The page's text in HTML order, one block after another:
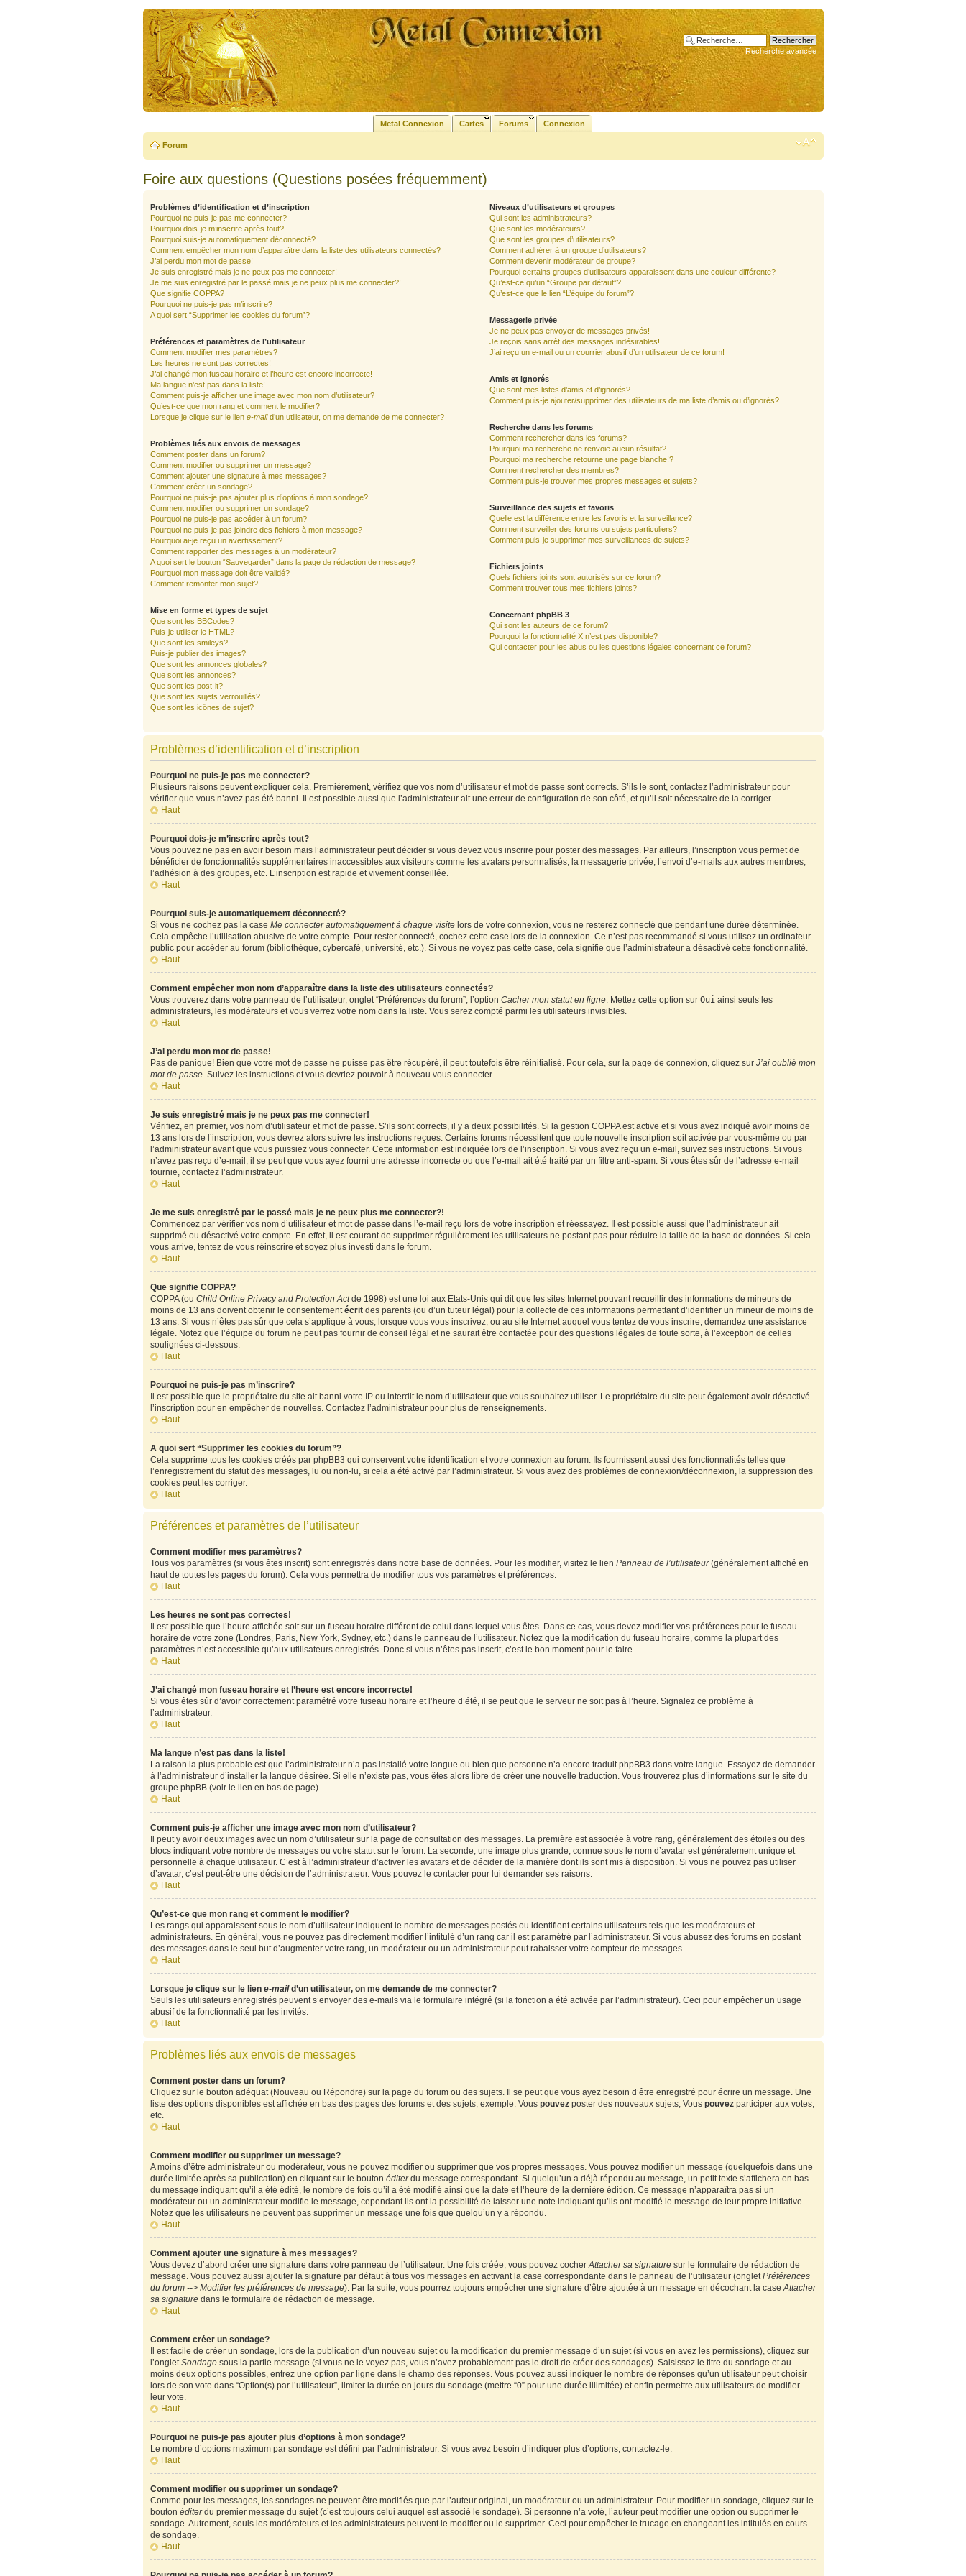
Recherche avancée
Metal Connexion Cartes Forums Connexion
Forum
Foire aux questions (Questions posées fréquemment)
Problèmes d’identification et d’inscription
Pourquoi ne puis-je pas me connecter?
Pourquoi dois-je m’inscrire après tout?
Pourquoi suis-je automatiquement déconnecté?
Comment empêcher mon nom d’apparaître dans la liste des utilisateurs connectés?
J’ai perdu mon mot de passe!
Je suis enregistré mais je ne peux pas me connecter!
Je me suis enregistré par le passé mais je ne peux plus me connecter?!
Que signifie COPPA?
Pourquoi ne puis-je pas m’inscrire?
A quoi sert “Supprimer les cookies du forum”?
Préférences et paramètres de l’utilisateur
Comment modifier mes paramètres?
Les heures ne sont pas correctes!
J’ai changé mon fuseau horaire et l’heure est encore incorrecte!
Ma langue n’est pas dans la liste!
Comment puis-je afficher une image avec mon nom d’utilisateur?
Qu’est-ce que mon rang et comment le modifier?
Lorsque je clique sur le lien e-maild’un utilisateur, on me demande de me connecter?
Problèmes liés aux envois de messages
Comment poster dans un forum?
Comment modifier ou supprimer un message?
Comment ajouter une signature à mes messages?
Comment créer un sondage?
Pourquoi ne puis-je pas ajouter plus d’options à mon sondage?
Comment modifier ou supprimer un sondage?
Pourquoi ne puis-je pas accéder à un forum?
Pourquoi ne puis-je pas joindre des fichiers à mon message?
Pourquoi ai-je reçu un avertissement?
Comment rapporter des messages à un modérateur?
A quoi sert le bouton “Sauvegarder” dans la page de rédaction de message?
Pourquoi mon message doit être validé?
Comment remonter mon sujet?
Mise en forme et types de sujet
Que sont les BBCodes?
Puis-je utiliser le HTML?
Que sont les smileys?
Puis-je publier des images?
Que sont les annonces globales?
Que sont les annonces?
Que sont les post-it?
Que sont les sujets verrouillés?
Que sont les icônes de sujet?
Niveaux d’utilisateurs et groupes
Qui sont les administrateurs?
Que sont les modérateurs?
Que sont les groupes d’utilisateurs?
Comment adhérer à un groupe d’utilisateurs?
Comment devenir modérateur de groupe?
Pourquoi certains groupes d’utilisateurs apparaissent dans une couleur différente?
Qu’est-ce qu’un “Groupe par défaut”?
Qu’est-ce que le lien “L’équipe du forum”?
Messagerie privée
Je ne peux pas envoyer de messages privés!
Je reçois sans arrêt des messages indésirables!
J’ai reçu un e-mail ou un courrier abusif d’un utilisateur de ce forum!
Amis et ignorés
Que sont mes listes d’amis et d’ignorés?
Comment puis-je ajouter/supprimer des utilisateurs de ma liste d’amis ou d’ignorés?
Recherche dans les forums
Comment rechercher dans les forums?
Pourquoi ma recherche ne renvoie aucun résultat?
Pourquoi ma recherche retourne une page blanche!?
Comment rechercher des membres?
Comment puis-je trouver mes propres messages et sujets?
Surveillance des sujets et favoris
Quelle est la différence entre les favoris et la surveillance?
Comment surveiller des forums ou sujets particuliers?
Comment puis-je supprimer mes surveillances de sujets?
Fichiers joints
Quels fichiers joints sont autorisés sur ce forum?
Comment trouver tous mes fichiers joints?
Concernant phpBB 3
Qui sont les auteurs de ce forum?
Pourquoi la fonctionnalité X n’est pas disponible?
Qui contacter pour les abus ou les questions légales concernant ce forum?
Problèmes d’identification et d’inscription
Pourquoi ne puis-je pas me connecter?
Plusieurs raisons peuvent expliquer cela. Premièrement, vérifiez que vos nom d’utilisateur et mot de passe sont corrects. S’ils le sont, contactez l’administrateur pour
vérifier que vous n’avez pas été banni. Il est possible aussi que l’administrateur ait une erreur de configuration de son côté, et qu’il soit nécessaire de la corriger.
Haut
Pourquoi dois-je m’inscrire après tout?
Vous pouvez ne pas en avoir besoin mais l’administrateur peut décider si vous devez vous inscrire pour poster des messages. Par ailleurs, l’inscription vous permet de
bénéficier de fonctionnalités supplémentaires inaccessibles aux visiteurs comme les avatars personnalisés, la messagerie privée, l’envoi d’e-mails aux autres membres,
l’adhésion à des groupes, etc. L’inscription est rapide et vivement conseillée.
Haut
Pourquoi suis-je automatiquement déconnecté?
Si vous ne cochez pas la case Me connecter automatiquement à chaque visitelors de votre connexion, vous ne resterez connecté que pendant une durée déterminée.
Cela empêche l’utilisation abusive de votre compte. Pour rester connecté, cochez cette case lors de la connexion. Ce n’est pas recommandé si vous utilisez un ordinateur
public pour accéder au forum (bibliothèque, cybercafé, université, etc.). Si vous ne voyez pas cette case, cela signifie que l’administrateur a désactivé cette fonctionnalité.
Haut
Comment empêcher mon nom d’apparaître dans la liste des utilisateurs connectés?
Vous trouverez dans votre panneau de l’utilisateur, onglet “Préférences du forum”, l’option Cacher mon statut en ligne. Mettez cette option sur Ouiainsi seuls les
administrateurs, les modérateurs et vous verrez votre nom dans la liste. Vous serez compté parmi les utilisateurs invisibles.
Haut
J’ai perdu mon mot de passe!
Pas de panique! Bien que votre mot de passe ne puisse pas être récupéré, il peut toutefois être réinitialisé. Pour cela, sur la page de connexion, cliquez sur J’ai oublié mon
mot de passe. Suivez les instructions et vous devriez pouvoir à nouveau vous connecter.
Haut
Je suis enregistré mais je ne peux pas me connecter!
Vérifiez, en premier, vos nom d’utilisateur et mot de passe. S’ils sont corrects, il y a deux possibilités. Si la gestion COPPA est active et si vous avez indiqué avoir moins de
13 ans lors de l’inscription, vous devrez alors suivre les instructions reçues. Certains forums nécessitent que toute nouvelle inscription soit activée par vous-même ou par
l’administrateur avant que vous puissiez vous connecter. Cette information est indiquée lors de l’inscription. Si vous avez reçu un e-mail, suivez ses instructions. Si vous
n’avez pas reçu d’e-mail, il se peut que vous ayez fourni une adresse incorrecte ou que l’e-mail ait été traité par un filtre anti-spam. Si vous êtes sûr de l’adresse e-mail
fournie, contactez l’administrateur.
Haut
Je me suis enregistré par le passé mais je ne peux plus me connecter?!
Commencez par vérifier vos nom d’utilisateur et mot de passe dans l’e-mail reçu lors de votre inscription et réessayez. Il est possible aussi que l’administrateur ait
supprimé ou désactivé votre compte. En effet, il est courant de supprimer régulièrement les utilisateurs ne postant pas pour réduire la taille de la base de données. Si cela
vous arrive, tentez de vous réinscrire et soyez plus investi dans le forum.
Haut
Que signifie COPPA?
COPPA (ou Child Online Privacy and Protection Actde 1998) est une loi aux Etats-Unis qui dit que les sites Internet pouvant recueillir des informations de mineurs de
moins de 13 ans doivent obtenir le consentementécritdes parents (ou d’un tuteur légal) pour la collecte de ces informations permettant d’identifier un mineur de moins de
13 ans. Si vous n’êtes pas sûr que cela s’applique à vous, lorsque vous vous inscrivez, ou au site Internet auquel vous tentez de vous inscrire, demandez une assistance
légale. Notez que l’équipe du forum ne peut pas fournir de conseil légal et ne saurait être contactée pour des questions légales de toute sorte, à l’exception de celles
soulignées ci-dessous.
Haut
Pourquoi ne puis-je pas m’inscrire?
Il est possible que le propriétaire du site ait banni votre IP ou interdit le nom d’utilisateur que vous souhaitez utiliser. Le propriétaire du site peut également avoir désactivé
l’inscription pour en empêcher de nouvelles. Contactez l’administrateur pour plus de renseignements.
Haut
A quoi sert “Supprimer les cookies du forum”?
Cela supprime tous les cookies créés par phpBB3 qui conservent votre identification et votre connexion au forum. Ils fournissent aussi des fonctionnalités telles que
l’enregistrement du statut des messages, lu ou non-lu, si cela a été activé par l’administrateur. Si vous avez des problèmes de connexion/déconnexion, la suppression des
cookies peut les corriger.
Haut
Préférences et paramètres de l’utilisateur
Comment modifier mes paramètres?
Tous vos paramètres (si vous êtes inscrit) sont enregistrés dans notre base de données. Pour les modifier, visitez le lien Panneau de l’utilisateur(généralement affiché en
haut de toutes les pages du forum). Cela vous permettra de modifier tous vos paramètres et préférences.
Haut
Les heures ne sont pas correctes!
Il est possible que l’heure affichée soit sur un fuseau horaire différent de celui dans lequel vous êtes. Dans ce cas, vous devez modifier vos préférences pour le fuseau
horaire de votre zone (Londres, Paris, New York, Sydney, etc.) dans le panneau de l’utilisateur. Notez que la modification du fuseau horaire, comme la plupart des
paramètres n’est accessible qu’aux utilisateurs enregistrés. Donc si vous n’êtes pas inscrit, c’est le bon moment pour le faire.
Haut
J’ai changé mon fuseau horaire et l’heure est encore incorrecte!
Si vous êtes sûr d’avoir correctement paramétré votre fuseau horaire et l’heure d’été, il se peut que le serveur ne soit pas à l’heure. Signalez ce problème à
l’administrateur.
Haut
Ma langue n’est pas dans la liste!
La raison la plus probable est que l’administrateur n’a pas installé votre langue ou bien que personne n’a encore traduit phpBB3 dans votre langue. Essayez de demander
à l’administrateur d’installer la langue désirée. Si elle n’existe pas, vous êtes alors libre de créer une nouvelle traduction. Vous trouverez plus d’informations sur le site du
groupe phpBB (voir le lien en bas de page).
Haut
Comment puis-je afficher une image avec mon nom d’utilisateur?
Il peut y avoir deux images avec un nom d’utilisateur sur la page de consultation des messages. La première est associée à votre rang, généralement des étoiles ou des
blocs indiquant votre nombre de messages ou votre statut sur le forum. La seconde, une image plus grande, connue sous le nom d’avatar est généralement unique et
personnelle à chaque utilisateur. C’est à l’administrateur d’activer les avatars et de décider de la manière dont ils sont mis à disposition. Si vous ne pouvez pas utiliser
d’avatar, c’est peut-être une décision de l’administrateur. Vous pouvez le contacter pour lui demander ses raisons.
Haut
Qu’est-ce que mon rang et comment le modifier?
Les rangs qui apparaissent sous le nom d’utilisateur indiquent le nombre de messages postés ou identifient certains utilisateurs tels que les modérateurs et
administrateurs. En général, vous ne pouvez pas directement modifier l’intitulé d’un rang car il est paramétré par l’administrateur. Si vous abusez des forums en postant
des messages dans le seul but d’augmenter votre rang, un modérateur ou un administrateur peut rabaisser votre compteur de messages.
Haut
Lorsque je clique sur le lien e-maild’un utilisateur, on me demande de me connecter?
Seuls les utilisateurs enregistrés peuvent s’envoyer des e-mails via le formulaire intégré (si la fonction a été activée par l’administrateur). Ceci pour empêcher un usage
abusif de la fonctionnalité par les invités.
Haut
Problèmes liés aux envois de messages
Comment poster dans un forum?
Cliquez sur le bouton adéquat (Nouveau ou Répondre) sur la page du forum ou des sujets. Il se peut que vous ayez besoin d’être enregistré pour écrire un message. Une
liste des options disponibles est affichée en bas des pages des forums et des sujets, exemple: Vous pouvezposter des nouveaux sujets, Vous pouvezparticiper aux votes,
etc.
Haut
Comment modifier ou supprimer un message?
A moins d’être administrateur ou modérateur, vous ne pouvez modifier ou supprimer que vos propres messages. Vous pouvez modifier un message (quelquefois dans une
durée limitée après sa publication) en cliquant sur le bouton éditerdu message correspondant. Si quelqu’un a déjà répondu au message, un petit texte s’affichera en bas
du message indiquant qu’il a été édité, le nombre de fois qu’il a été modifié ainsi que la date et l’heure de la dernière édition. Ce message n’apparaîtra pas si un
modérateur ou un administrateur modifie le message, cependant ils ont la possibilité de laisser une note indiquant qu’ils ont modifié le message de leur propre initiative.
Notez que les utilisateurs ne peuvent pas supprimer un message une fois que quelqu’un y a répondu.
Haut
Comment ajouter une signature à mes messages?
Vous devez d’abord créer une signature dans votre panneau de l’utilisateur. Une fois créée, vous pouvez cocherAttacher sa signaturesur le formulaire de rédaction de
message. Vous pouvez aussi ajouter la signature par défaut à tous vos messages en activant la case correspondante dans le panneau de l’utilisateur (ongletPréférences
du forum --> Modifier les préférences de message). Par la suite, vous pourrez toujours empêcher une signature d’être ajoutée à un message en décochant la caseAttacher
sa signaturedans le formulaire de rédaction de message.
Haut
Comment créer un sondage?
Il est facile de créer un sondage, lors de la publication d’un nouveau sujet ou la modification du premier message d’un sujet (si vous en avez les permissions), cliquez sur
l’ongletSondagesous la partie message (si vous ne le voyez pas, vous n’avez probablement pas le droit de créer des sondages). Saisissez le titre du sondage et au
moins deux options possibles, entrez une option par ligne dans le champ des réponses. Vous pouvez aussi indiquer le nombre de réponses qu’un utilisateur peut choisir
lors de son vote dans “Option(s) par l’utilisateur”, limiter la durée en jours du sondage (mettre “0” pour une durée illimitée) et enfin permettre aux utilisateurs de modifier
leur vote.
Haut
Pourquoi ne puis-je pas ajouter plus d’options à mon sondage?
Le nombre d’options maximum par sondage est défini par l’administrateur. Si vous avez besoin d’indiquer plus d’options, contactez-le.
Haut
Comment modifier ou supprimer un sondage?
Comme pour les messages, les sondages ne peuvent être modifiés que par l’auteur original, un modérateur ou un administrateur. Pour modifier un sondage, cliquez sur le
bouton éditerdu premier message du sujet (c’est toujours celui auquel est associé le sondage). Si personne n’a voté, l’auteur peut modifier une option ou supprimer le
sondage. Autrement, seuls les modérateurs et les administrateurs peuvent le modifier ou le supprimer. Ceci pour empêcher le trucage en changeant les intitulés en cours
de sondage.
Haut